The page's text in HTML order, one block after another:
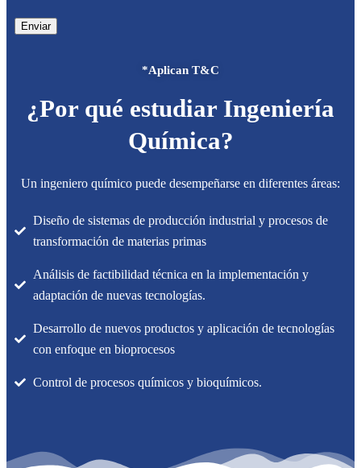
¿Por qué estudiar Ingeniería
Química?
Un ingeniero químico puede desempeñarse en diferentes áreas:
Diseño de sistemas de producción industrial y procesos de
transformación de materias primas
Análisis de factibilidad técnica en la implementación y
adaptación de nuevas tecnologías.
Desarrollo de nuevos productos y aplicación de tecnologías
con enfoque en bioprocesos
Control de procesos químicos y bioquímicos.
*Aplican T&C